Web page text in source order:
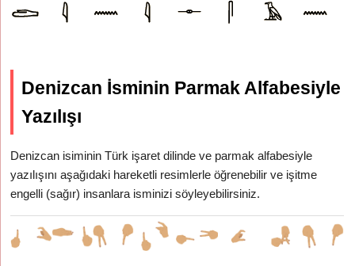
Denizcan İsminin Parmak Alfabesiyle
Yazılışı
Denizcan isiminin Türk işaret dilinde ve parmak alfabesiyle
yazılışını aşağıdaki hareketli resimlerle öğrenebilir ve işitme
engelli (sağır) insanlara isminizi söyleyebilirsiniz.